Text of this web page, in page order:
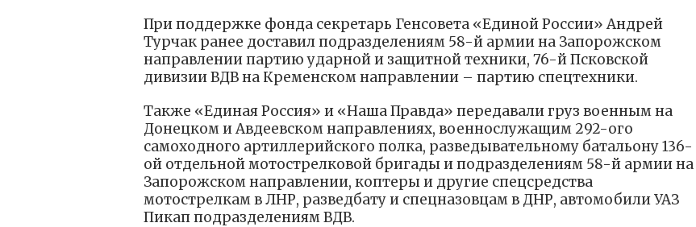
При поддержке фонда секретарь Генсовета «Единой России» Андрей
Турчак ранее доставил подразделениям 58-й армии на Запорожском
направлении партию ударной и защитной техники, 76-й Псковской
дивизии ВДВ на Кременском направлении – партию спецтехники.
Также «Единая Россия» и «Наша Правда» передавали груз военным на
Донецком и Авдеевском направлениях, военнослужащим 292-ого
самоходного артиллерийского полка, разведывательному батальону 136-
ой отдельной мотострелковой бригады и подразделениям 58-й армии на
Запорожском направлении, коптеры и другие спецсредства
мотострелкам в ЛНР, разведбату и спецназовцам в ДНР, автомобили УАЗ
Пикап подразделениям ВДВ.